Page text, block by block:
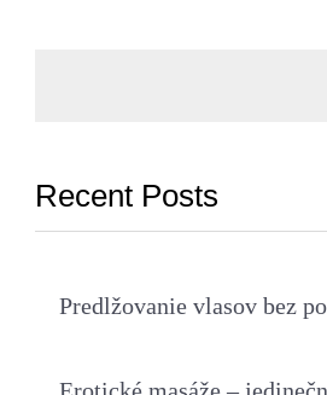
Recent Posts
Predlžovanie vlasov bez